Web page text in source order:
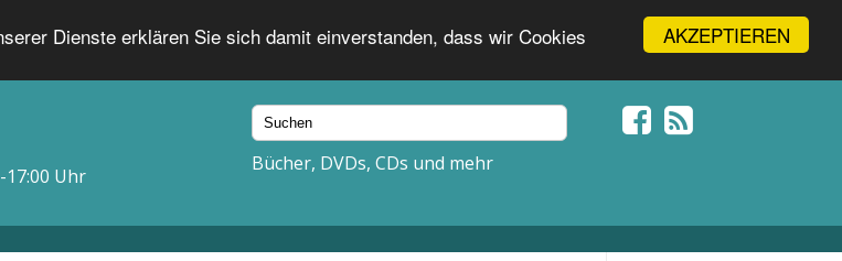
AKZEPTIEREN
Dienste erklären Sie sich damit einverstanden, dass wir Cookies
Uhr
Bücher, DVDs, CDs und mehr